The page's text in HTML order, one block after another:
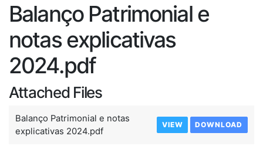
Balanço Patrimonial e
notas explicativas
2024.pdf
Attached Files
Balanço Patrimonial e notas
explicativas 2024.pdf
VIEW DOWNLOAD